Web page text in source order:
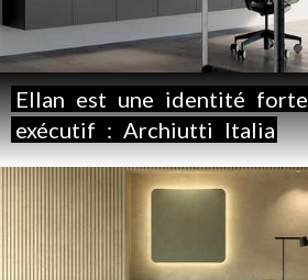
Ellan est une identité forte
exécutif : Archiutti Italia